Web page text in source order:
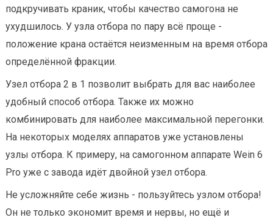
подкручивать краник, чтобы качество самогона не
ухудшилось. У узла отбора по пару всё проще -
положение крана остаётся неизменным на время отбора
определённой фракции.
Узел отбора 2 в 1 позволит выбрать для вас наиболее
удобный способ отбора. Также их можно
комбинировать для наиболее максимальной перегонки.
На некоторых моделях аппаратов уже установлены
узлы отбора. К примеру, на самогонном аппарате Wein 6
Pro уже с завода идёт двойной узел отбора.
Не усложняйте себе жизнь - пользуйтесь узлом отбора!
Он не только экономит время и нервы, но ещё и